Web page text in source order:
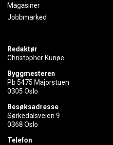
Magasiner
Jobbmarked
Redaktør
Christopher Kunøe
Byggmesteren
Pb 5475 Majorstuen
0305 Oslo
Besøksadresse
Sørkedalsveien 9
0368 Oslo
Telefon